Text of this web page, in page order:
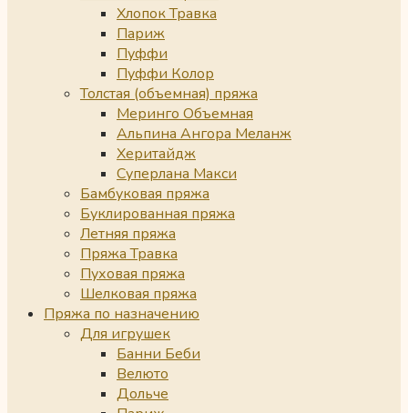
Хлопок Травка
Париж
Пуффи
Пуффи Колор
Толстая (объемная) пряжа
Меринго Объемная
Альпина Ангора Меланж
Херитайдж
Суперлана Макси
Бамбуковая пряжа
Буклированная пряжа
Летняя пряжа
Пряжа Травка
Пуховая пряжа
Шелковая пряжа
Пряжа по назначению
Для игрушек
Банни Беби
Велюто
Дольче